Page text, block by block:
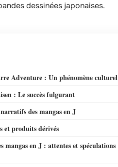
dessinées japonaises.
Adventure : Un phénomène culturel
: Le succès fulgurant
des mangas en J
et produits dérivés
mangas en J : attentes et spéculations